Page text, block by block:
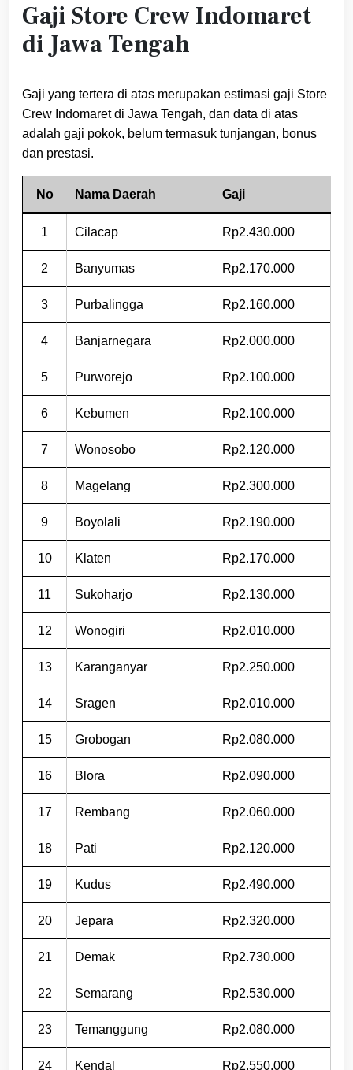
Gaji Store Crew Indomaret
di Jawa Tengah
Gaji yang tertera di atas merupakan estimasi gaji Store
Crew Indomaret di Jawa Tengah, dan data di atas
adalah gaji pokok, belum termasuk tunjangan, bonus
dan prestasi.
No Nama Daerah Gaji
1 Cilacap Rp2.430.000
2 Banyumas Rp2.170.000
3 Purbalingga Rp2.160.000
4 Banjarnegara Rp2.000.000
5 Purworejo Rp2.100.000
6 Kebumen Rp2.100.000
7 Wonosobo Rp2.120.000
8 Magelang Rp2.300.000
9 Boyolali Rp2.190.000
10 Klaten Rp2.170.000
11 Sukoharjo Rp2.130.000
12 Wonogiri Rp2.010.000
13 Karanganyar Rp2.250.000
14 Sragen Rp2.010.000
15 Grobogan Rp2.080.000
16 Blora Rp2.090.000
17 Rembang Rp2.060.000
18 Pati Rp2.120.000
19 Kudus Rp2.490.000
20 Jepara Rp2.320.000
21 Demak Rp2.730.000
22 Semarang Rp2.530.000
23 Temanggung Rp2.080.000
24 Kendal Rp2.550.000